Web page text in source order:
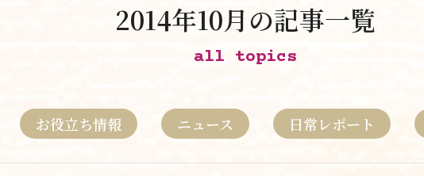
立地
料金について
施設について
2014年10月の記事一覧
all topics
お役立ち情報 ニュース 日常レポート